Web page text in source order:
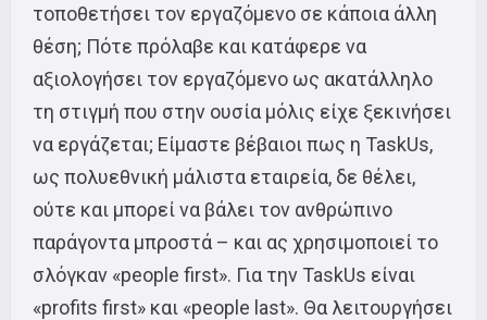
τοποθετήσει τον εργαζόμενο σε κάποια άλλη
θέση; Πότε πρόλαβε και κατάφερε να
αξιολογήσει τον εργαζόμενο ως ακατάλληλο
τη στιγμή που στην ουσία μόλις είχε ξεκινήσει
να εργάζεται; Είμαστε βέβαιοι πως η TaskUs,
ως πολυεθνική μάλιστα εταιρεία, δε θέλει,
ούτε και μπορεί να βάλει τον ανθρώπινο
παράγοντα μπροστά – και ας χρησιμοποιεί το
σλόγκαν «people first». Για την TaskUs είναι
«profits first» και «people last». Θα λειτουργήσει